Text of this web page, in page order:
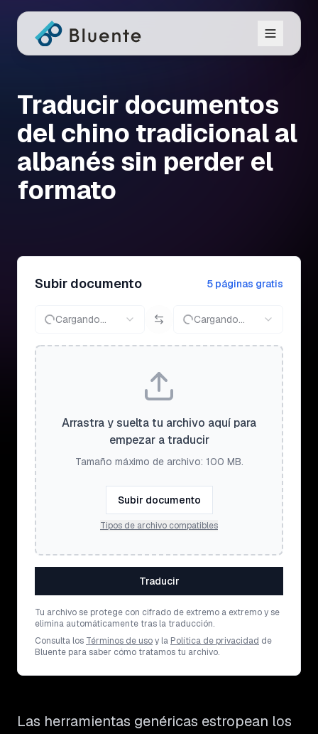
Traducir documentos
del chino tradicional al
albanés sin perder el
formato
Subir documento 5 páginas gratis
Cargando... Cargando...
Arrastra y suelta tu archivo aquí para
empezar a traducir
Tamaño máximo de archivo: 100 MB.
Subir documento
Tipos de archivo compatibles
Traducir
Tu archivo se protege con cifrado de extremo a extremo y se
elimina automáticamente tras la traducción.
Consulta los Términos de usoy la Política de privacidad de
Bluente para saber cómo tratamos tu archivo.
Las herramientas genéricas estropean los